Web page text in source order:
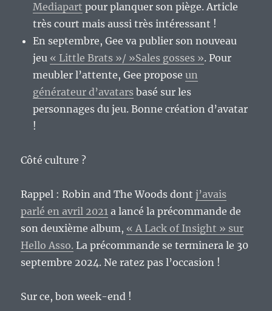
Mediapart pour planquer son piège. Article
très court mais aussi très intéressant !
En septembre, Gee va publier son nouveau
jeu « Little Brats »/ »Sales gosses ». Pour
meubler l’attente, Gee proposeun
générateur d’avatars basé sur les
personnages du jeu. Bonne création d’avatar
!
Côté culture ?
Rappel : Robin and The Woods dontj’avais
parlé en avril 2021 a lancé la précommande de
son deuxième album, « A Lack of Insight » sur
Hello Asso. La précommande se terminera le 30
septembre 2024. Ne ratez pas l’occasion !
Sur ce, bon week-end !